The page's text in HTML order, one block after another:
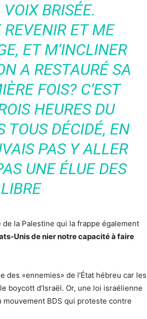
BRISÉE.
REVENIR ET ME
ET M’INCLINER
A RESTAURÉ SA
FOIS? C’EST
HEURES DU
TOUS DÉCIDÉ, EN
PAS Y ALLER
UNE ÉLUE DES
la Palestine qui la frappe également
Unis de nier notre capacité à faire
«ennemies» de l’État hébreu car les
boycott d’Israël. Or, une loi israélienne
mouvement BDS qui proteste contre